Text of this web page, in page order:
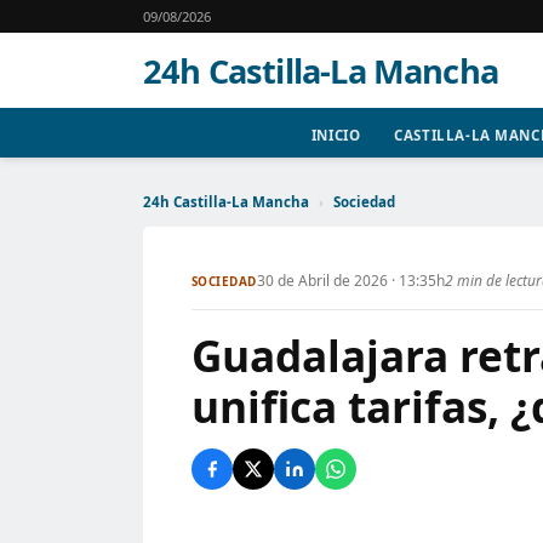
09/08/2026
24h Castilla-La Mancha
INICIO CASTILLA-LA
24h Castilla-La Mancha › Sociedad
SOCIEDAD30 de Abril de 2026 · 13:35h2 min de
Guadalajara
unifica tarifas,